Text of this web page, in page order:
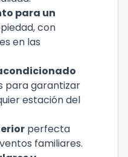
para un
con
en las
para garantizar
estación del
perfecta
familiares.